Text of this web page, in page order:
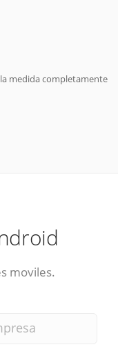
medida completamente
moviles.